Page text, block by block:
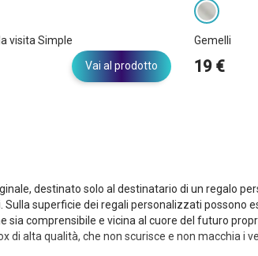
visita Simple
Vai al prodotto
Gemelli
19 €
destinato solo al destinatario di un regalo
superficie dei regali personalizzati possono
comprensibile e vicina al cuore del futuro
di alta qualità, che non scurisce e non macchia i